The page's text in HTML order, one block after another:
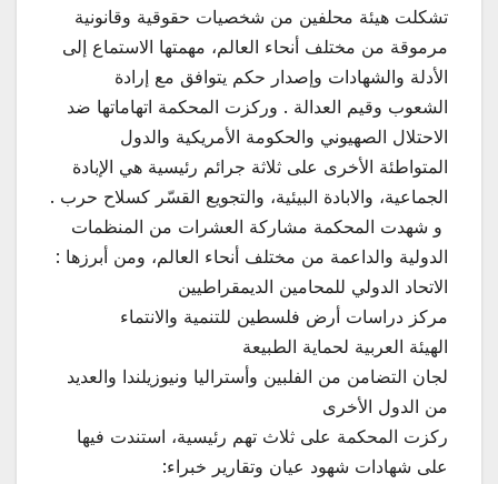
تشكلت هيئة محلفين من شخصيات حقوقية وقانونية
مرموقة من مختلف أنحاء العالم، مهمتها الاستماع إلى
الأدلة والشهادات وإصدار حكم يتوافق مع إرادة
الشعوب وقيم العدالة . وركزت المحكمة اتهاماتها ضد
الاحتلال الصهيوني والحكومة الأمريكية والدول
المتواطئة الأخرى على ثلاثة جرائم رئيسية هي الإبادة
الجماعية، والابادة البيئية، والتجويع القسّر كسلاح حرب .
و شهدت المحكمة مشاركة العشرات من المنظمات
الدولية والداعمة من مختلف أنحاء العالم، ومن أبرزها :
الاتحاد الدولي للمحامين الديمقراطيين
مركز دراسات أرض فلسطين للتنمية والانتماء
الهيئة العربية لحماية الطبيعة
لجان التضامن من الفلبين وأستراليا ونيوزيلندا والعديد
من الدول الأخرى
ركزت المحكمة على ثلاث تهم رئيسية، استندت فيها
على شهادات شهود عيان وتقارير خبراء: